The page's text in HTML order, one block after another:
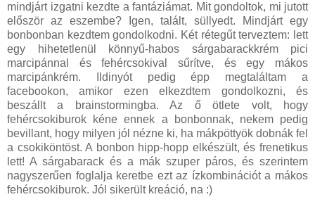
mindjárt izgatni kezdte a fantáziámat. Mit gondoltok, mi jutott
először az eszembe? Igen, talált, süllyedt. Mindjárt egy
bonbonban kezdtem gondolkodni. Két rétegűt terveztem: lett
egy hihetetlenül könnyű-habos sárgabarackkrém pici
marcipánnal és fehércsokival sűrítve, és egy mákos
marcipánkrém. Ildinyót pedig épp megtaláltam a
facebookon, amikor ezen elkezdtem gondolkozni, és
beszállt a brainstormingba. Az ő ötlete volt, hogy
fehércsokiburok kéne ennek a bonbonnak, nekem pedig
bevillant, hogy milyen jól nézne ki, ha mákpöttyök dobnák fel
a csokiköntöst. A bonbon hipp-hopp elkészült, és frenetikus
lett! A sárgabarack és a mák szuper páros, és szerintem
nagyszerűen foglalja keretbe ezt az ízkombinációt a mákos
fehércsokiburok. Jól sikerült kreáció, na :)